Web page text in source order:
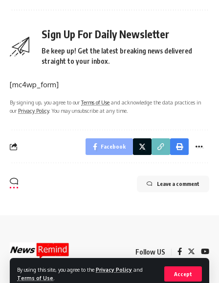
By using this site, you agree to the Privacy Policy and
Terms of Use
Accept
Sign Up For Daily Newsletter
Be keep up! Get the latest breaking news delivered
straight to your inbox.
[mc4wp_form]
By signing up, you agree to ourTerms of Use and acknowledge the data practices in
our Privacy Policy. You may unsubscribe at any time.
Facebook
Leave a comment
Follow US